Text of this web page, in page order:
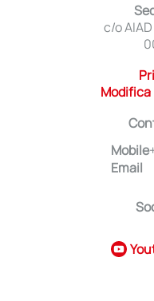
c/o
Modifica
Mobile
Email